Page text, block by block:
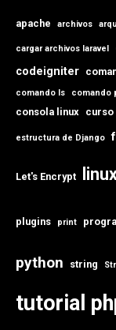
apache archivos
cargar archivos laravel
codeigniter
comando ls comando
consola linux curso
estructura de Django
Let's Encrypt
plugins print
python string
tutorial